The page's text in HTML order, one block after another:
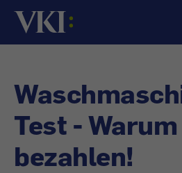
Startseite
Test -
bezahlen!